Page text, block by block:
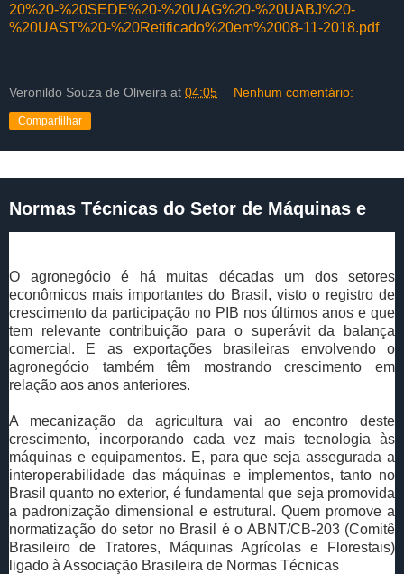
20%20-%20SEDE%20-%20UAG%20-%20UABJ%20-
%20UAST%20-%20Retificado%20em%2008-11-2018.pdf
Veronildo Souza de Oliveira at 04:05 Nenhum comentário:
Compartilhar
Normas Técnicas do Setor de Máquinas e
O agronegócio é há muitas décadas um dos setores
econômicos mais importantes do Brasil, visto o registro de
crescimento da participação no PIB nos últimos anos e que
tem relevante contribuição para o superávit da balança
comercial. E as exportações brasileiras envolvendo o
agronegócio também têm mostrando crescimento em
relação aos anos anteriores.
A mecanização da agricultura vai ao encontro deste
crescimento, incorporando cada vez mais tecnologia às
máquinas e equipamentos. E, para que seja assegurada a
interoperabilidade das máquinas e implementos, tanto no
Brasil quanto no exterior, é fundamental que seja promovida
a padronização dimensional e estrutural. Quem promove a
normatização do setor no Brasil é o ABNT/CB-203 (Comitê
Brasileiro de Tratores, Máquinas Agrícolas e Florestais)
ligado à Associação Brasileira de Normas Técnicas